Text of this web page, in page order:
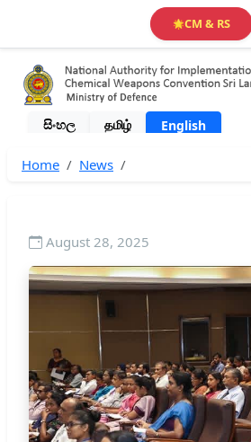
සිංහල தமிழ் English
🌟CM & RS
Home News
August 28, 2025